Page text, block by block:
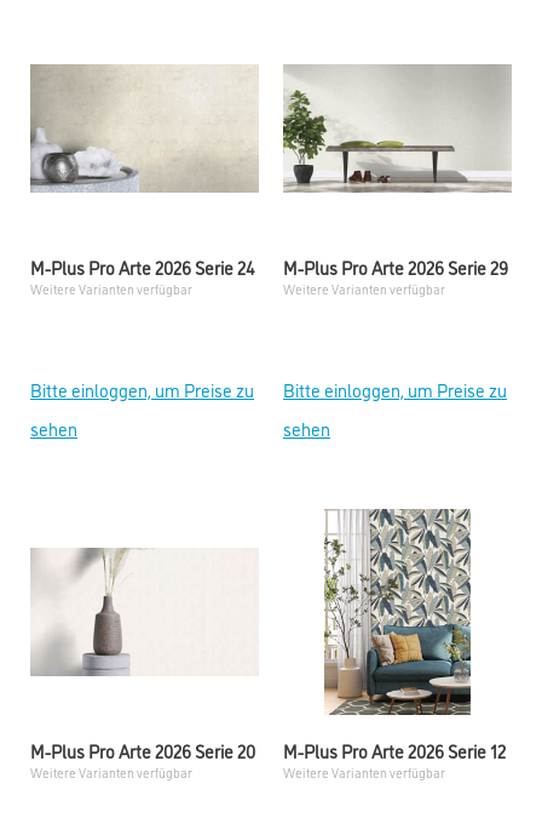
M-Plus Pro Arte 2026 Serie 24
Weitere Varianten verfügbar
Bitte einloggen, um Preise zu
sehen
M-Plus Pro Arte 2026 Serie 29
Weitere Varianten verfügbar
Bitte einloggen, um Preise zu
sehen
M-Plus Pro Arte 2026 Serie 20
Weitere Varianten verfügbar
M-Plus Pro Arte 2026 Serie 12
Weitere Varianten verfügbar